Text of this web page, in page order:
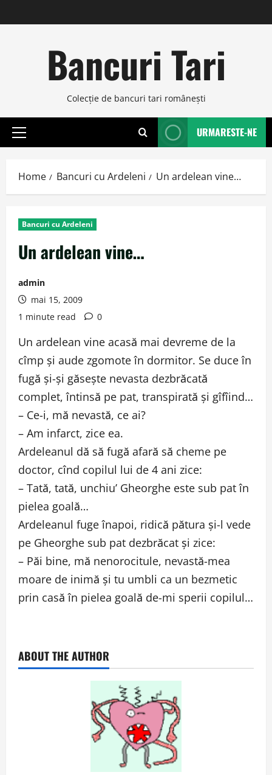
to
Bancuri Tari
Colecţie de bancuri tari româneşti
Primary
URMARESTE-NE
Home Bancuri cu Ardeleni Un ardelean vine…
Bancuri cu Ardeleni
Un ardelean vine…
admin
mai 15, 2009
1 minute read
0
Un ardelean vine acasă mai devreme de la
cîmp şi aude zgomote în dormitor. Se duce în
fugă şi-şi găseşte nevasta dezbrăcată
complet, întinsă pe pat, transpirată şi gîfîind…
– Ce-i, mă nevastă, ce ai?
– Am infarct, zice ea.
Ardeleanul dă să fugă afară să cheme pe
doctor, cînd copilul lui de 4 ani zice:
– Tată, tată, unchiu’ Gheorghe este sub pat în
pielea goală…
Ardeleanul fuge înapoi, ridică pătura şi-l vede
pe Gheorghe sub pat dezbrăcat şi zice:
– Păi bine, mă nenorocitule, nevastă-mea
moare de inimă şi tu umbli ca un bezmetic
prin casă în pielea goală de-mi sperii copilul…
ABOUT THE AUTHOR